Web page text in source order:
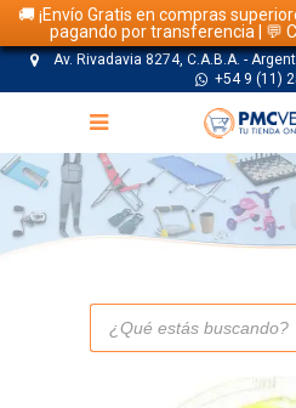
🚚 ¡Envío Gratis en compras
pagando por transferencia | 💬
Av. Rivadavia 8274, C.A.B.A. -
+54 9 (11)
Búsqueda
productos